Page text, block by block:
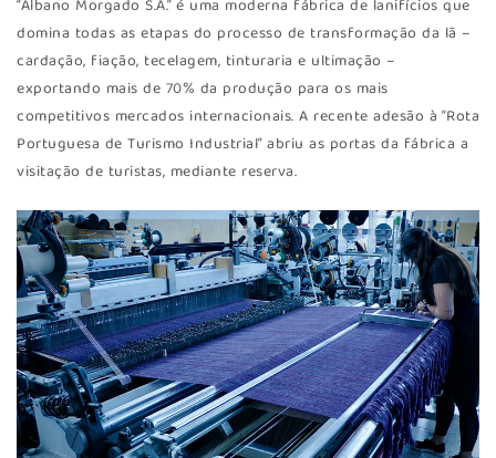
“Albano Morgado S.A.” é uma moderna fábrica de lanifícios que
domina todas as etapas do processo de transformação da lã –
cardação, fiação, tecelagem, tinturaria e ultimação –
exportando mais de 70% da produção para os mais
competitivos mercados internacionais. A recente adesão à “Rota
Portuguesa de Turismo Industrial” abriu as portas da fábrica a
visitação de turistas, mediante reserva.